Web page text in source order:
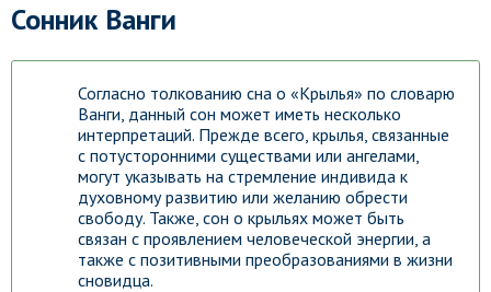
Сонник Ванги
Согласно толкованию сна о «Крылья» по словарю
Ванги, данный сон может иметь несколько
интерпретаций. Прежде всего, крылья, связанные
с потусторонними существами или ангелами,
могут указывать на стремление индивида к
духовному развитию или желанию обрести
свободу. Также, сон о крыльях может быть
связан с проявлением человеческой энергии, а
также с позитивными преобразованиями в жизни
сновидца.